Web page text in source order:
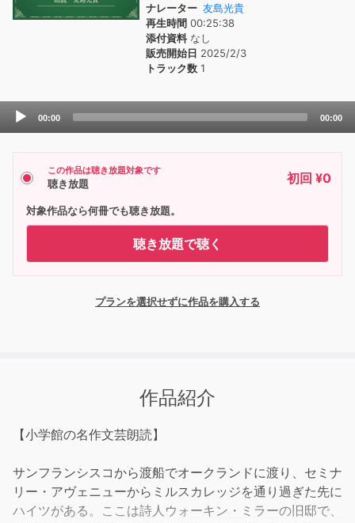
ナレーター 友島光貴
再生時間 00:25:38
添付資料なし
販売開始日 2025/2/3
トラック数 1
Audio
00:00 00:00
この作品は聴き放題対象です
聴き放題 初回 ¥0
対象作品なら何冊でも聴き放題。
聴き放題で聴く
プランを選択せずに作品を購入する
作品紹介
【小学館の名作文芸朗読】
サンフランシスコから渡船でオークランドに渡り、セミナ
リー・アヴェニューからミルスカレッジを通り過ぎた先に
ハイツがある。ここは詩人ウォーキン・ミラーの旧邸で、